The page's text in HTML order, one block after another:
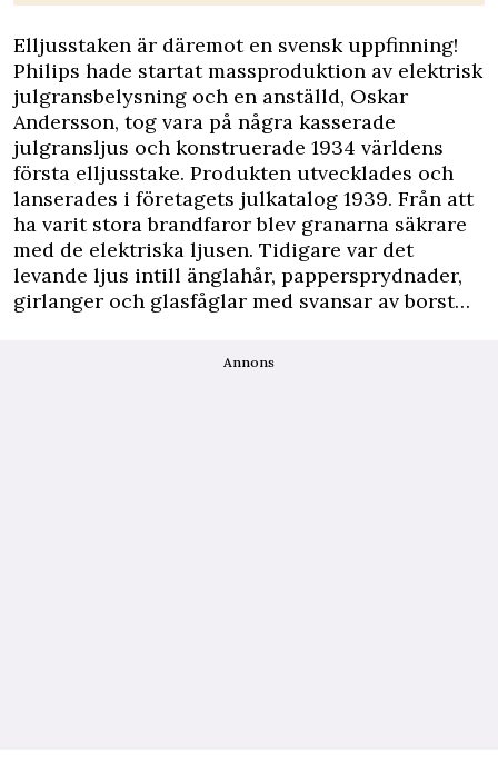
Elljusstaken är däremot en svensk uppfinning!
Philips hade startat massproduktion av elektrisk
julgransbelysning och en anställd, Oskar
Andersson, tog vara på några kasserade
julgransljus och konstruerade 1934 världens
första elljusstake. Produkten utvecklades och
lanserades i företagets julkatalog 1939. Från att
ha varit stora brandfaror blev granarna säkrare
med de elektriska ljusen. Tidigare var det
levande ljus intill änglahår, pappersprydnader,
girlanger och glasfåglar med svansar av borst…
Annons